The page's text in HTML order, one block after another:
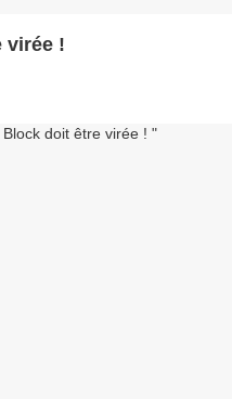
virée !